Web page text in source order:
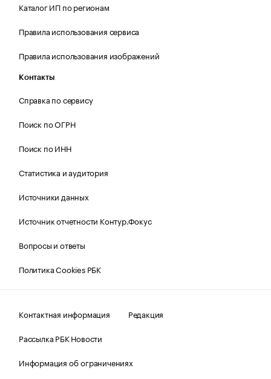
Каталог ИП по регионам
Правила использования сервиса
Правила использования изображений
Контакты
Справка по сервису
Поиск по ОГРН
Поиск по ИНН
Статистика и аудитория
Источники данных
Источник отчетности Контур.Фокус
Вопросы и ответы
Политика Cookies РБК
Контактная информация
Редакция
Рассылка РБК Новости
Информация об ограничениях